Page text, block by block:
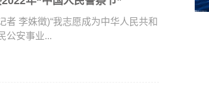
李姝徵)“我志愿成为中华人民共和
公安事业...